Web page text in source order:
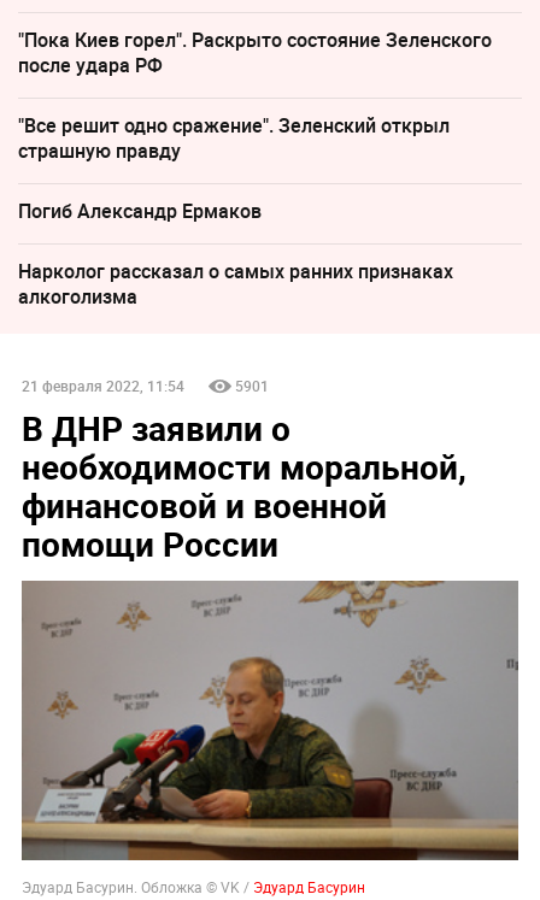
"Пока Киев горел". Раскрыто состояние Зеленского
после удара РФ
"Все решит одно сражение". Зеленский открыл
страшную правду
Погиб Александр Ермаков
Нарколог рассказал о самых ранних признаках
алкоголизма
21 февраля 2022, 11:54 5901
В ДНР заявили о
необходимости моральной,
финансовой и военной
помощи России
Эдуард Басурин. Обложка © VK / Эдуард Басурин